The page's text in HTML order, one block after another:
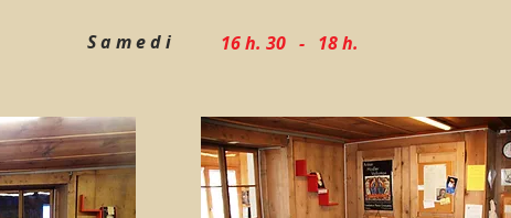
S a m e d i 16 h. 30 - 18 h.